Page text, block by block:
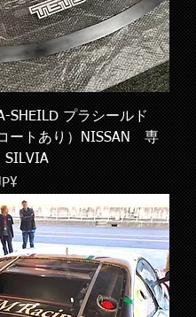
SHEILD プラシールド
ートあり）NISSAN 専
SILVIA